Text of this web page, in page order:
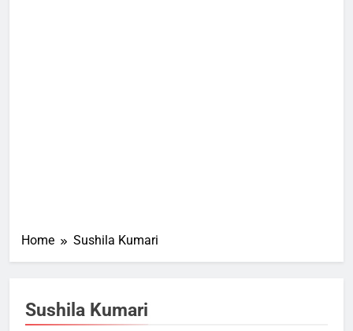
Home Sushila Kumari
Sushila Kumari